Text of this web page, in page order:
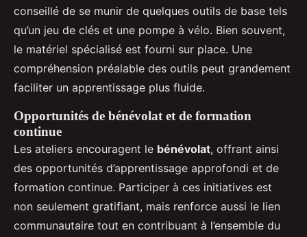
conseillé de se munir de quelques outils de base tels
qu’un jeu de clés et une pompe à vélo. Bien souvent,
le matériel spécialisé est fourni sur place. Une
compréhension préalable des outils peut grandement
faciliter un apprentissage plus fluide.
Opportunités de bénévolat et de formation
continue
Les ateliers encouragent le bénévolat, offrant ainsi
des opportunités d’apprentissage approfondi et de
formation continue. Participer à ces initiatives est
non seulement gratifiant, mais renforce aussi le lien
communautaire tout en contribuant à l’ensemble du